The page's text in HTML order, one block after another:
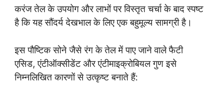
करंज तेल के उपयोग और लाभों पर विस्तृत चर्चा के बाद स्पष्ट
है कि यह सौंदर्य देखभाल के लिए एक बहुमूल्य सामग्री है।
इस पौष्टिक सोने जैसे रंग के तेल में पाए जाने वाले फैटी
एसिड, एंटीऑक्सीडेंट और एंटीमाइक्रोबियल गुण इसे
निम्नलिखित कारणों से उत्कृष्ट बनाते हैं: